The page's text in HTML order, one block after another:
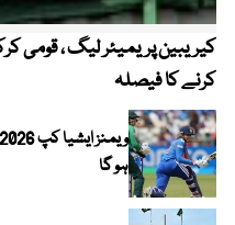
کرنے کا فیصلہ
ہو گا